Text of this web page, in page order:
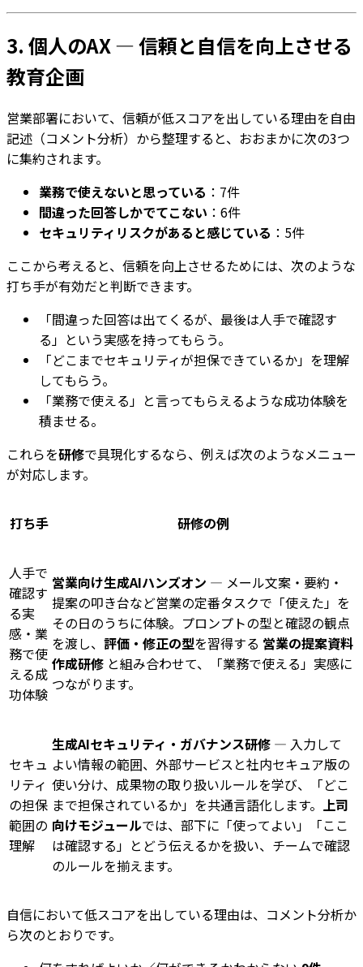
3. 個人のAX — 信頼と自信を向上させる
教育企画
営業部署において、信頼が低スコアを出している理由を自由
記述（コメント分析）から整理すると、おおまかに次の3つ
に集約されます。
業務で使えないと思っている ：7件
間違った回答しかでてこない ：6件
セキュリティリスクがあると感じている ：5件
ここから考えると、信頼を向上させるためには、次のような
打ち手が有効だと判断できます。
「間違った回答は出てくるが、最後は人手で確認す
る」という実感を持ってもらう。
「どこまでセキュリティが担保できているか」を理解
してもらう。
「業務で使える」と言ってもらえるような成功体験を
積ませる。
これらを研修で具現化するなら、例えば次のようなメニュー
が対応します。
打ち手 研修の例
人手で
確認す
る実
感・業
務で使
える成
功体験
営業向け生成AIハンズオン — メール文案・要約・
提案の叩き台など営業の定番タスクで「使えた」を
その日のうちに体験。プロンプトの型と確認の観点
を渡し、 評価・修正の型を習得する 営業の提案資料
作成研修 と組み合わせて、「業務で使える」実感に
つながります。
セキュ
リティ
の担保
範囲の
理解
生成AIセキュリティ・ガバナンス研修 — 入力して
よい情報の範囲、外部サービスと社内セキュア版の
使い分け、成果物の取り扱いルールを学び、「どこ
まで担保されているか」を共通言語化します。 上司
向けモジュールでは、部下に「使ってよい」「ここ
は確認する」とどう伝えるかを扱い、チームで確認
のルールを揃えます。
自信において低スコアを出している理由は、コメント分析か
ら次のとおりです。